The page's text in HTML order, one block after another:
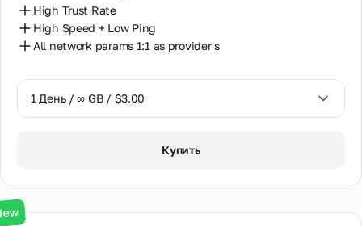
High Trust Rate
High Speed + Low Ping
All network params 1:1 as provider's
1 День / ∞ GB / $3.00
Купить